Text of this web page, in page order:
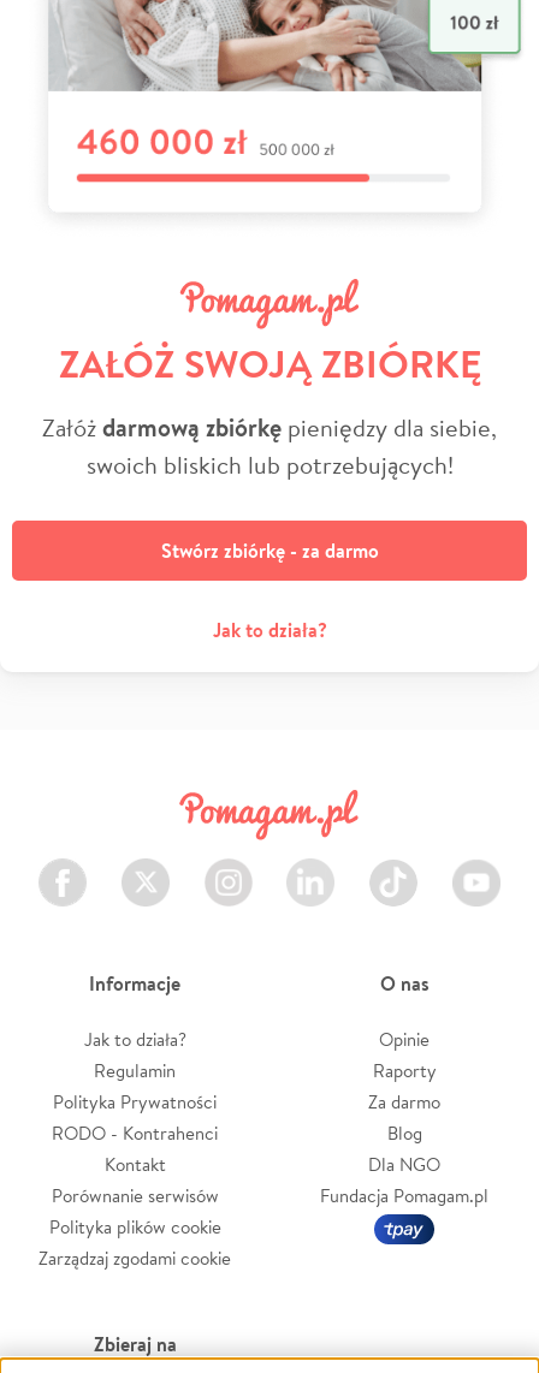
ZAŁÓŻ SWOJĄ ZBIÓRKĘ
Załóżdarmową zbiórkę pieniędzy dla siebie,
swoich bliskich lub potrzebujących!
Stwórz zbiórkę - za darmo
Jak to działa?
Facebook Twitter Instagram LinkedIn TikTok Youtube
Informacje
Jak to działa?
Regulamin
Polityka Prywatności
RODO - Kontrahenci
Kontakt
Porównanie serwisów
Polityka plików cookie
Zarządzaj zgodami cookie
O nas
Opinie
Raporty
Za darmo
Blog
Dla NGO
Fundacja Pomagam.pl
Zbieraj na